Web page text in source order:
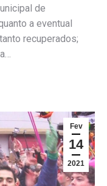
de
a eventual
recuperados;
Fev
14
2021